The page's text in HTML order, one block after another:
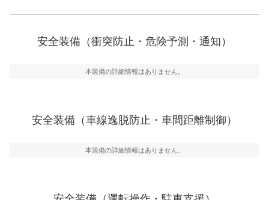
ーキアシスト、ABSなどが装備されています。
車線逸脱防止
車線のはみだしやふらつきを防止するためにレーンキー
安全装備（衝突防止・危険予測・通知）
本装備の詳細情報はありません。
安全装備（車線逸脱防止・車間距離制御）
本装備の詳細情報はありません。